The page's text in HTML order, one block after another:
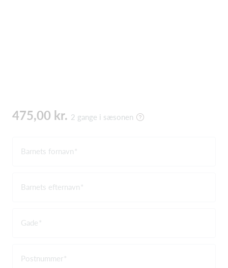
475,00 kr. 2 gange i sæsonen
Barnets fornavn
Barnets efternavn
Gade
Postnummer